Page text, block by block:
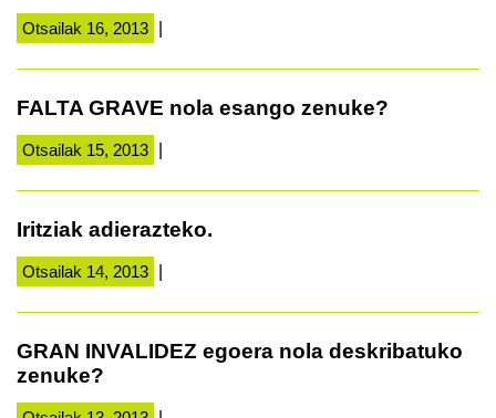
Otsailak 16, 2013
FALTA GRAVE nola esango zenuke?
Otsailak 15, 2013
Iritziak adierazteko.
Otsailak 14, 2013
GRAN INVALIDEZ egoera nola deskribatuko
zenuke?